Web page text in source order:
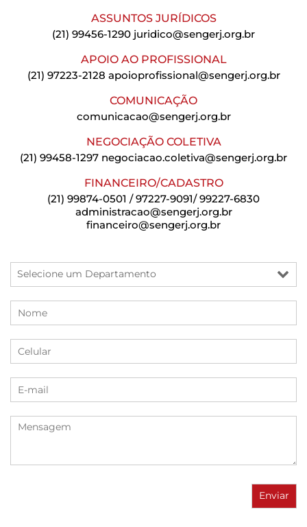
ASSUNTOS JURÍDICOS
(21) 99456-1290 juridico@sengerj.org.br
APOIO AO PROFISSIONAL
(21) 97223-2128 apoioprofissional@sengerj.org.br
COMUNICAÇÃO
comunicacao@sengerj.org.br
NEGOCIAÇÃO COLETIVA
(21) 99458-1297 negociacao.coletiva@sengerj.org.br
FINANCEIRO/CADASTRO
(21) 99874-0501 / 97227-9091/ 99227-6830
administracao@sengerj.org.br
financeiro@sengerj.org.br